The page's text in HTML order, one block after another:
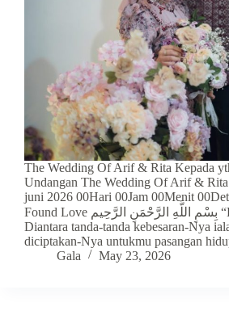
The Wedding Of Arif & Rita Kepada
Undangan The Wedding Of Arif &
juni 2026 00Hari 00Jam 00Menit
Found Love بِسْمِ اللَّهِ الرَّحْمَنِ الرَّحِيم “Dan
Diantara tanda-tanda kebesaran-Nya
diciptakan-Nya untukmu pasangan
Gala
May 23, 2026